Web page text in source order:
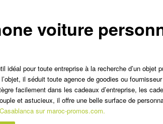
voiture
idéal pour toute entreprise à la recherche d’un objet
il séduit toute agence de goodies ou
facilement dans les cadeaux d’entreprise, les
et astucieux, il offre une belle surface de
sur maroc-promos.com.